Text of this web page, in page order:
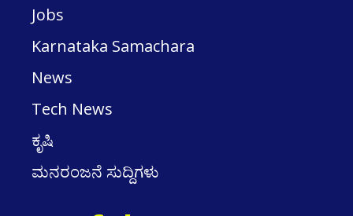
Jobs
Karnataka Samachara
News
Tech News
ಕೃಷಿ
ಮನರಂಜನೆ ಸುದ್ದಿಗಳು